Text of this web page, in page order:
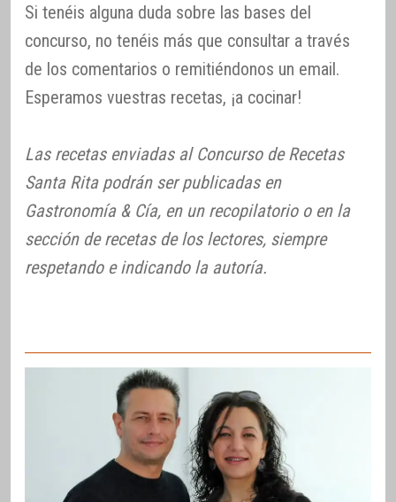
Si tenéis alguna duda sobre las bases del
concurso, no tenéis más que consultar a través
de los comentarios o remitiéndonos un email.
Esperamos vuestras recetas, ¡a cocinar!
Las recetas enviadas al Concurso de Recetas
Santa Rita podrán ser publicadas en
Gastronomía & Cía, en un recopilatorio o en la
sección de recetas de los lectores, siempre
respetando e indicando la autoría.